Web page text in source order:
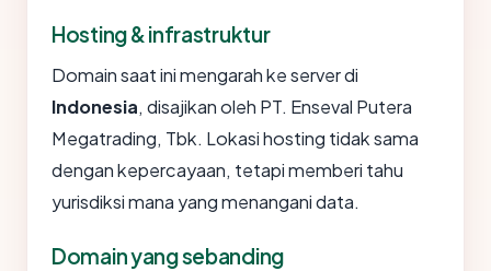
Hosting & infrastruktur
Domain saat ini mengarah ke server di
Indonesia, disajikan oleh PT. Enseval Putera
Megatrading, Tbk. Lokasi hosting tidak sama
dengan kepercayaan, tetapi memberi tahu
yurisdiksi mana yang menangani data.
Domain yang sebanding